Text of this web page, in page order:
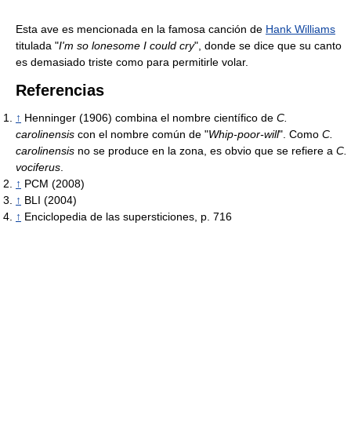
Esta ave es mencionada en la famosa canción de Hank Williams
titulada "I'm so lonesome I could cry", donde se dice que su canto
es demasiado triste como para permitirle volar.
Referencias
↑ Henninger (1906) combina el nombre científico de C.
carolinensis con el nombre común de "Whip-poor-will". Como C.
carolinensis no se produce en la zona, es obvio que se refiere a C.
vociferus
↑ PCM (2008)
↑ BLI (2004)
↑ Enciclopedia de las supersticiones, p. 716